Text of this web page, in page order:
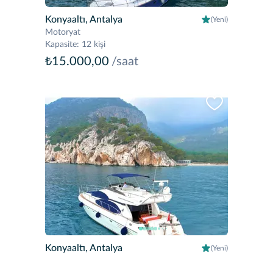
Konyaaltı, Antalya (Yeni)
Motoryat
Kapasite: 12 kişi
₺15.000,00 /saat
Konyaaltı, Antalya (Yeni)